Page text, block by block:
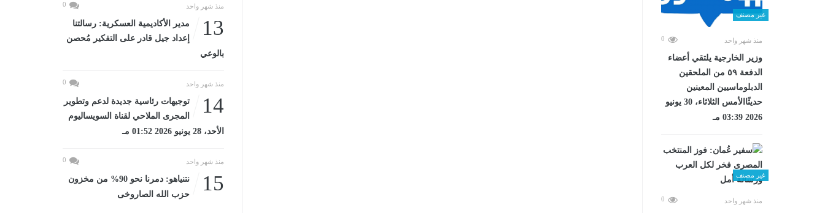
غير مصنف
منذ شهر واحد 0
وزير الخارجية يلتقي أعضاء
الدفعة ٥٩ من الملحقين
الدبلوماسيين المعينين
حديثًاالأمس الثلاثاء، 30 يونيو
2026 03:39 مـ
غير مصنف
منذ شهر واحد 0
منذ شهر واحد 0
13
مدير الأكاديمية العسكرية: رسالتنا
إعداد جيل قادر على التفكير مُحصن
بالوعي
منذ شهر واحد 0
14
توجيهات رئاسية جديدة لدعم وتطوير
المجرى الملاحي لقناة السويساليوم
الأحد، 28 يونيو 2026 01:52 مـ
منذ شهر واحد 0
15
نتنياهو: دمرنا نحو 90% من مخزون
حزب الله الصاروخى